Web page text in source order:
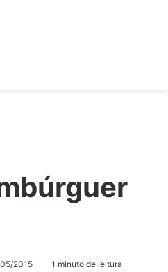
2015 1 minuto de leitura